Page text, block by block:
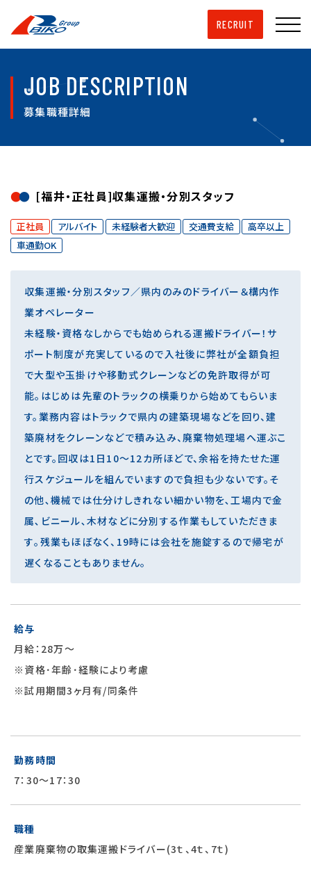
RECRUIT
JOB DESCRIPTION
募集職種詳細
[福井・正社員]収集運搬・分別スタッフ
正社員 アルバイト 未経験者大歓迎 交通費支給
高卒以上
車通勤OK
収集運搬・分別スタッフ／県内のみのドライバー＆構内作
業オペレーター
未経験・資格なしからでも始められる運搬ドライバー！サ
ポート制度が充実しているので入社後に弊社が全額負担
で大型や玉掛けや移動式クレーンなどの免許取得が可
能。はじめは先輩のトラックの横乗りから始めてもらいま
す。業務内容はトラックで県内の建築現場などを回り、建
築廃材をクレーンなどで積み込み、廃棄物処理場へ運ぶこ
とです。回収は1日10～12カ所ほどで、余裕を持たせた運
行スケジュールを組んでいますので負担も少ないです。そ
の他､機械では仕分けしきれない細かい物を､工場内で金
属､ビニール､木材などに分別する作業もしていただきま
す｡残業もほぼなく、19時には会社を施錠するので帰宅が
遅くなることもありません。
給与
月給：28万～
※資格･年齢･経験により考慮
※試用期間3ヶ月有/同条件
勤務時間
7：30～17：30
職種
産業廃棄物の取集運搬ドライバー(3ｔ、4ｔ、7ｔ)